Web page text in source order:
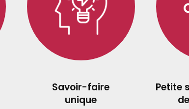
Savoir-faire
unique
Petite